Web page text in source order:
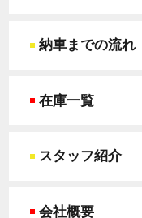
納車までの流れ
在庫一覧
スタッフ紹介
会社概要